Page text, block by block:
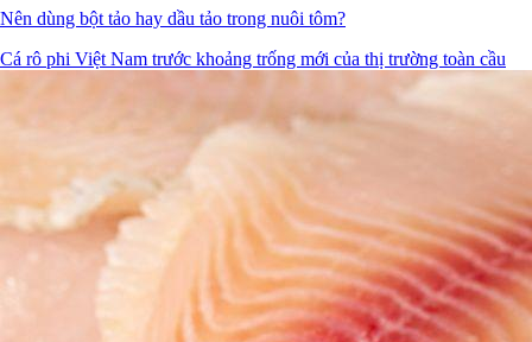
Nên dùng bột tảo hay dầu tảo trong nuôi tôm?
Cá rô phi Việt Nam trước khoảng trống mới của thị trường toàn cầu